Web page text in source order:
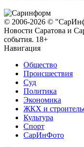
© 2006-2026 ©
Новости Саратова и
события. 18+
Навигация
Общество
Происшествия
Суд
Политика
Экономика
ЖКХ и
Культура
Спорт
СарИнФото